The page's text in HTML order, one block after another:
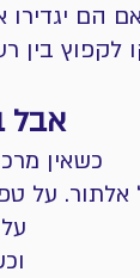
הם
בין
אבל
כשאין
אלתור. על